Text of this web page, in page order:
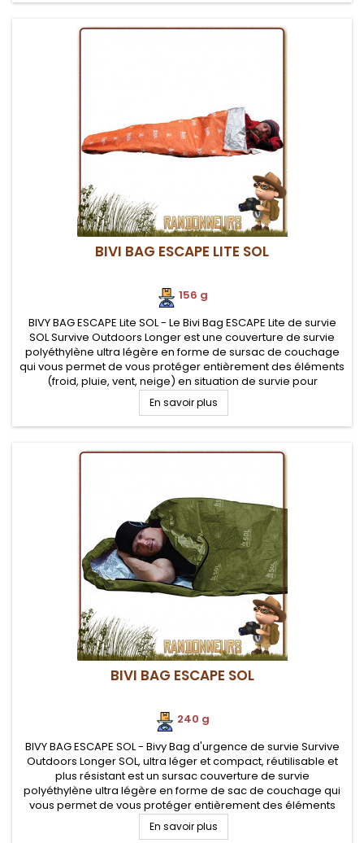
BIVI BAG ESCAPE LITE SOL
156 g
BIVY BAG ESCAPE Lite SOL - Le Bivi Bag ESCAPE Lite de survie
SOL Survive Outdoors Longer est une couverture de survie
polyéthylène ultra légère en forme de sursac de couchage
qui vous permet de vous protéger entièrement des éléments
(froid, pluie, vent, neige) en situation de survie pour
randonneurs
En savoir plus
BIVI BAG ESCAPE SOL
240 g
BIVY BAG ESCAPE SOL - Bivy Bag d'urgence de survie Survive
Outdoors Longer SOL, ultra léger et compact, réutilisable et
plus résistant est un sursac couverture de survie
polyéthylène ultra légère en forme de sac de couchage qui
vous permet de vous protéger entièrement des éléments
(froid, pluie, vent, neige) en situation de survie pour
randonneurs
En savoir plus